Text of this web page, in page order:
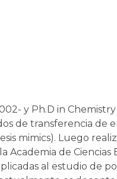
y Ph.D in
de transferencia de
mimics). Luego
de Ciencias
al estudio de